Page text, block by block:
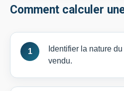
Comment calculer
Identifier la nature
vendu.